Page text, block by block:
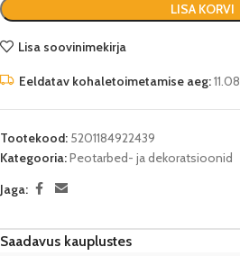
LISA KORVI
Lisa soovinimekirja
Eeldatav kohaletoimetamise aeg:
Tootekood: 5201184922439
Kategooria:Peotarbed- ja dekoratsioonid
Jaga:
Saadavus kauplustes